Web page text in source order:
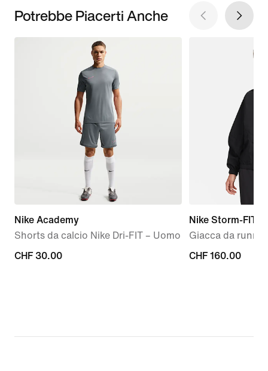
Potrebbe Piacerti Anche
Nike Academy
Shorts da calcio Nike Dri-FIT – Uomo
CHF
CHF 30.00
Nike Storm-FIT
Giacca da
CHF
CHF 160.00